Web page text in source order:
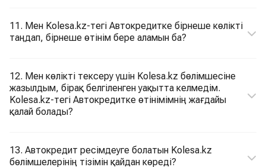
11. Мен Kolesa.kz-тегі Автокредитке бірнеше көлікті
таңдап, бірнеше өтінім бере аламын ба?
12. Мен көлікті тексеру үшін Kolesa.kz бөлімшесіне
жазылдым, бірақ белгіленген уақытта келмедім.
Kolesa.kz-тегі Автокредитке өтінімімнің жағдайы
қалай болады?
13. Автокредит ресімдеуге болатын Kolesa.kz
бөлімшелерінің тізімін қайдан көреді?